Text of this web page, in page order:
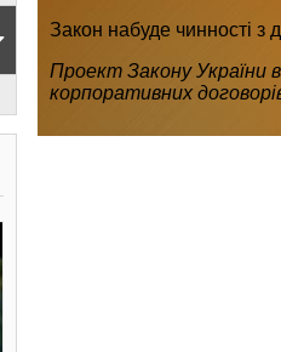
Закон набуде чинності з
Проект Закону України
корпоративних